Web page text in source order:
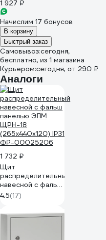
1 927 ₽
Начислим 17 бонусов
В корзину
Быстрый заказ
Самовывоз:сегодня,
бесплатно, из 1 магазина
Курьером:сегодня, от 290 ₽
Аналоги
1 732 ₽
Щит
распределительный
навесной с фальш
панелью ЭПМ
ЩРН-18
(265x440x120) IP31
ФР-00025206
4.5(17)